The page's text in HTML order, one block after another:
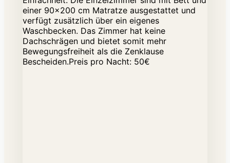
einer 90x200 cm Matratze ausgestattet und
verfügt zusätzlich über ein eigenes
Waschbecken. Das Zimmer hat keine
Dachschrägen und bietet somit mehr
Bewegungsfreiheit als die Zenklause
Bescheiden.Preis pro Nacht: 50€